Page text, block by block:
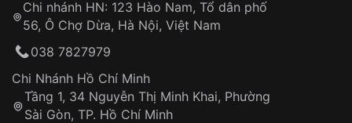
Từ khóa SEO:
Đảm bảo quyền lợi khách hàng
Đồng hành cùng khách hàng trong suốt quá
trình sử dụng
Chi nhánh HN: 123 Hào Nam, Tổ dân phố
56, Ô Chợ Dừa, Hà Nội, Việt Nam
038 7827979
Chi Nhánh Hồ Chí Minh
Tầng 1, 34 Nguyễn Thị Minh Khai, Phường
Sài Gòn, TP. Hồ Chí Minh